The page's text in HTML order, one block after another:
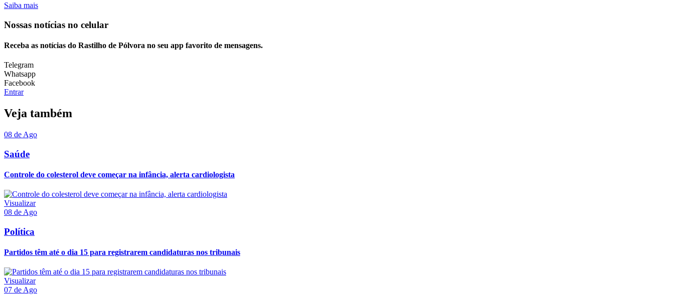
Saiba mais
Nossas notícias no celular
Receba as notícias do Rastilho de Pólvora no seu app favorito de mensagens.
Telegram
Whatsapp
Facebook
Entrar
Veja também
08 de Ago
Saúde
Controle do colesterol deve começar na infância, alerta cardiologista
Visualizar
08 de Ago
Política
Partidos têm até o dia 15 para registrarem candidaturas nos tribunais
Visualizar
07 de Ago